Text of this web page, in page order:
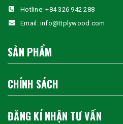
Hotline:+84 326 942 288
Email: info@ttplywood.com
SẢN PHẨM
CHÍNH SÁCH
ĐĂNG KÍ NHẬN TƯ VẤN